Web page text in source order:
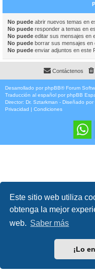
Este sitio web utiliza
obtenga la mejor
web. Saber más
¡Lo
No puede abrir nuevos temas en
No puede responder a temas en
No puede editar sus mensajes en
No puede borrar sus mensajes en
No puede enviar adjuntos en este
Contáctenos
Desarrollado por phpBB® Forum
Traducción al español por phpBB
Director: Dr. Sztarkman - Diseñado
Privacidad | Condiciones